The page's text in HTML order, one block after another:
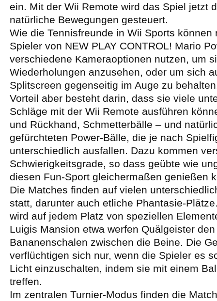
ein. Mit der Wii Remote wird das Spiel jetzt
natürliche Bewegungen gesteuert.
Wie die Tennisfreunde in Wii Sports können
Spieler von NEW PLAY CONTROL! Mario
verschiedene Kameraoptionen nutzen, um
Wiederholungen anzusehen, oder um sich
Splitscreen gegenseitig im Auge zu
Vorteil aber besteht darin, dass sie viele
Schläge mit der Wii Remote ausführen
und Rückhand, Schmetterbälle – und
gefürchteten Power-Bälle, die je nach
unterschiedlich ausfallen. Dazu kommen
Schwierigkeitsgrade, so dass geübte wie
diesen Fun-Sport gleichermaßen genießen
Die Matches finden auf vielen
statt, darunter auch etliche Phantasie-
wird auf jedem Platz von speziellen
Luigis Mansion etwa werfen Quälgeister
Bananenschalen zwischen die Beine. Die
verflüchtigen sich nur, wenn die Spieler es
Licht einzuschalten, indem sie mit einem
treffen.
Im zentralen Turnier-Modus finden die